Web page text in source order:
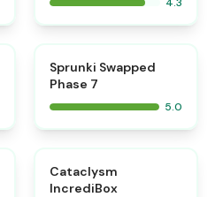
Sprunki Swapped
Phase 7
5.0
Cataclysm
IncrediBox